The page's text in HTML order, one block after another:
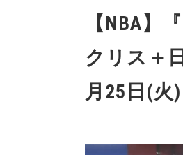
【NBA】
クリス＋
月25日(火